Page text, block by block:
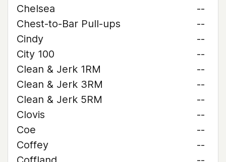
Chelsea
--
Chest-to-Bar Pull-ups
--
Cindy
--
City 100
--
Clean & Jerk 1RM
--
Clean & Jerk 3RM
--
Clean & Jerk 5RM
--
Clovis
--
Coe
--
Coffey
--